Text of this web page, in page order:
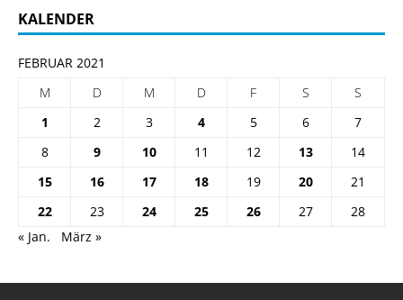
KALENDER
FEBRUAR 2021
M
D M D F S
S
1
2 3 4 5 6
7
8
9 10 11 12 13
14
15
16 17 18 19 20
21
22
23 24 25 26 27
28
« Jan.
März »